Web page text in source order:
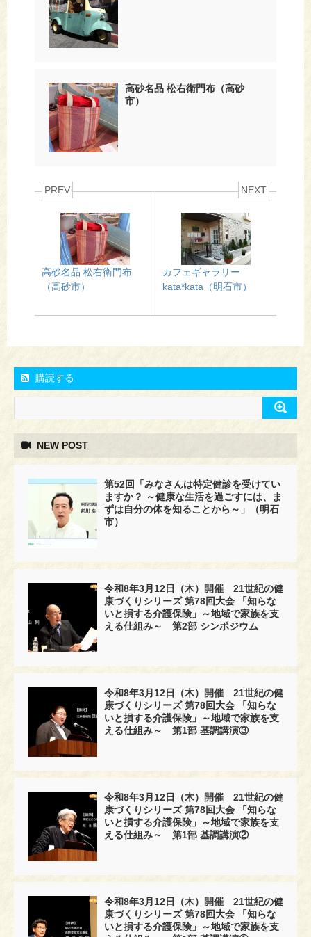
高砂名品 松右衛門布（高砂
市）
PREV
高砂名品 松右衛門布
（高砂市）
NEXT
カフェギャラリー
kata*kata（明石市）
購読する
NEW POST
第52回「みなさんは特定健診を受けてい
ますか？ ～健康な生活を過ごすには、ま
ずは自分の体を知ることから～」（明石
市）
令和8年3月12日（木）開催 21世紀の健
康づくりシリーズ 第78回大会 「知らな
いと損する介護保険」～地域で家族を支
える仕組み～ 第2部 シンポジウム
令和8年3月12日（木）開催 21世紀の健
康づくりシリーズ 第78回大会 「知らな
いと損する介護保険」～地域で家族を支
える仕組み～ 第1部 基調講演③
令和8年3月12日（木）開催 21世紀の健
康づくりシリーズ 第78回大会 「知らな
いと損する介護保険」～地域で家族を支
える仕組み～ 第1部 基調講演②
令和8年3月12日（木）開催 21世紀の健
康づくりシリーズ 第78回大会 「知らな
いと損する介護保険」～地域で家族を支